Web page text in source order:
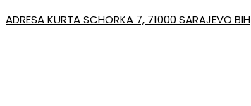
ADRESA KURTA SCHORKA 7, 71000 SARAJEVO BIH